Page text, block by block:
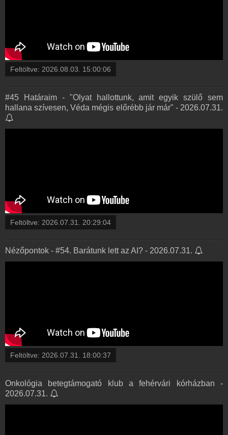
Feltöltve: 2026.08.03. 15:00:06
#45 Határaim - "Olyat hallottunk, amit egyik szülő sem
hallana szívesen, Véda mégis előrébb jár már" - 2026.07.31.
Feltöltve: 2026.07.31. 20:29:04
Nézőpontok - #54. Barátunk lett az AI? - 2026.07.31.
Feltöltve: 2026.07.31. 18:00:37
Onkológia betegtámogató klub a fehérvári kórházban -
2026.07.31.